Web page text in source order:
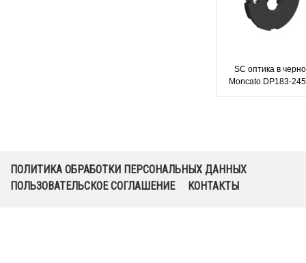
SC оптика в
Moncato DP183-
аварийного
ПОЛИТИКА ОБРАБОТКИ ПЕРСОНАЛЬНЫХ ДАННЫХ
ПОЛЬЗОВАТЕЛЬСКОЕ СОГЛАШЕНИЕ
КОНТАКТЫ